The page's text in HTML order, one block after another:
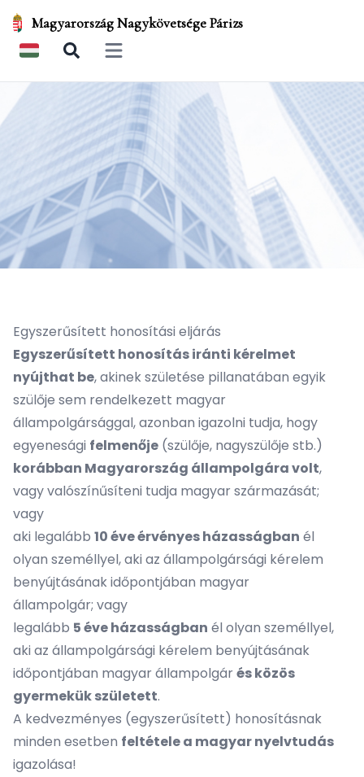
Magyarország Nagykövetsége Párizs
Open main menu
Egyszerűsített honosítási eljárás
Egyszerűsített honosítás iránti kérelmet
nyújthat be, akinek születése pillanatában egyik
szülője sem rendelkezett magyar
állampolgársággal, azonban igazolni tudja, hogy
egyenesági felmenője (szülője, nagyszülője stb.)
korábban Magyarország állampolgára volt,
vagy valószínűsíteni tudja magyar származását;
vagy
aki legalább 10 éve érvényes házasságban él
olyan személlyel, aki az állampolgársági kérelem
benyújtásának időpontjában magyar
állampolgár; vagy
legalább 5 éve házasságban él olyan személlyel,
aki az állampolgársági kérelem benyújtásának
időpontjában magyar állampolgárés közös
gyermekük született.
A kedvezményes (egyszerűsített) honosításnak
minden esetben feltétele a magyar nyelvtudás
igazolása!